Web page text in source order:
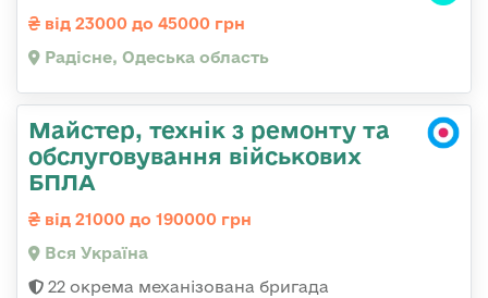
від 23000 до 45000 грн
Радісне, Одеська область
Майстер, технік з ремонту та
обслуговування військових
БПЛА
від 21000 до 190000 грн
Вся Україна
22 окрема механізована бригада